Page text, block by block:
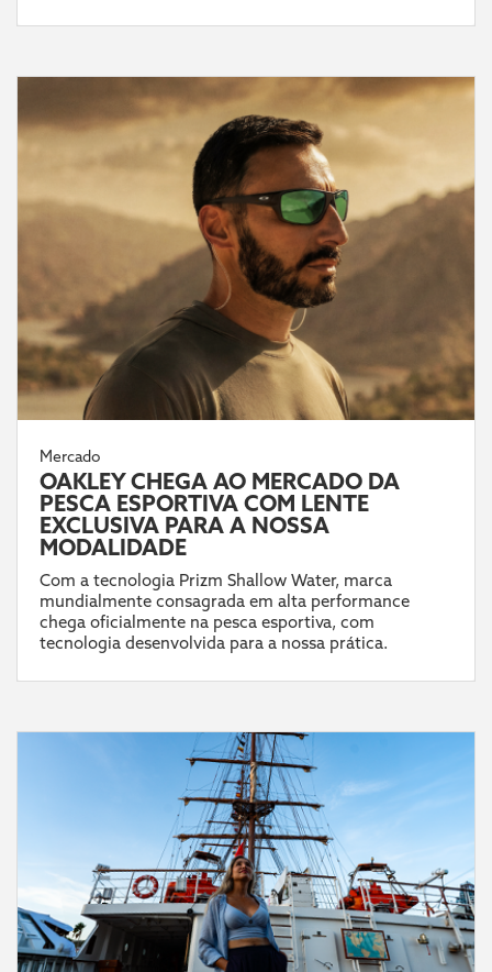
Mercado
OAKLEY CHEGA AO MERCADO DA
PESCA ESPORTIVA COM LENTE
EXCLUSIVA PARA A NOSSA
MODALIDADE
Com a tecnologia Prizm Shallow Water, marca
mundialmente consagrada em alta performance
chega oficialmente na pesca esportiva, com
tecnologia desenvolvida para a nossa prática.